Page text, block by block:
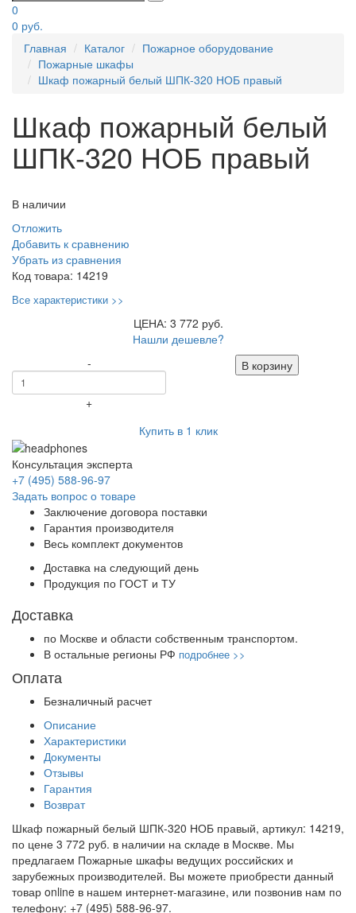
0
0 руб.
Главная
Каталог
Пожарное оборудование
Пожарные шкафы
Шкаф пожарный белый ШПК-320 НОБ правый
Шкаф пожарный белый
ШПК-320 НОБ правый
В наличии
Отложить
Добавить к сравнению
Убрать из сравнения
Код товара: 14219
Все характеристики >>
ЦЕНА: 3 772 руб.
Нашли дешевле?
-
+
В корзину
Купить в 1 клик
Консультация эксперта
+7 (495) 588-96-97
Задать вопрос о товаре
Заключение договора поставки
Гарантия производителя
Весь комплект документов
Доставка на следующий день
Продукция по ГОСТ и ТУ
Доставка
по Москве и области собственным транспортом.
В остальные регионы РФ подробнее >>
Оплата
Безналичный расчет
Описание
Характеристики
Документы
Отзывы
Гарантия
Возврат
Шкаф пожарный белый ШПК-320 НОБ правый, артикул: 14219,
по цене 3 772 руб. в наличии на складе в Москве. Мы
предлагаем Пожарные шкафы ведущих российских и
зарубежных производителей. Вы можете приобрести данный
товар online в нашем интернет-магазине, или позвонив нам по
телефону: +7 (495) 588-96-97.